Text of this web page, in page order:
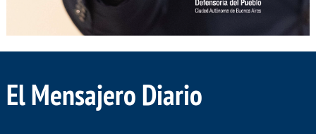
El Mensajero Diario